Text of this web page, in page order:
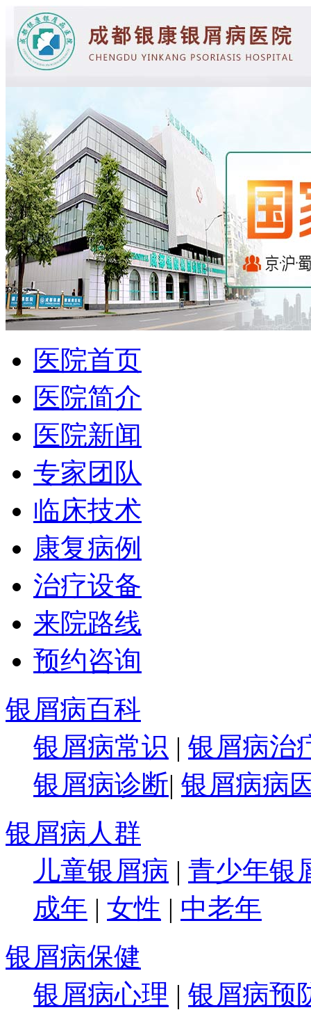
医院首页
医院简介
医院新闻
专家团队
临床技术
康复病例
治疗设备
来院路线
预约咨询
银屑病百科
银屑病常识 | 银屑病治
银屑病诊断| 银屑病病
银屑病人群
儿童银屑病 | 青少年银
成年 | 女性 | 中老年
银屑病保健
银屑病心理 | 银屑病预